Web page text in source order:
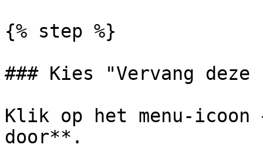
{% step %}
### Kies "Vervang
Klik op het menu-
door**.